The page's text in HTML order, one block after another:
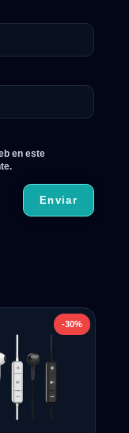
en este
-30%